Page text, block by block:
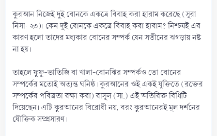
‎কুরআন নিজেই দুই বোনকে একত্রে বিবাহ করা হারাম করেছে (সূরা
নিসা: ২৩)। কেন দুই বোনকে একত্রে বিবাহ করা হারাম? নিশ্চয়ই এর
কারণ হলো তাদের মধ্যকার বোনের সম্পর্ক যেন সতীনের ঝগড়ায় নষ্ট
না হয়।
‎তাহলে ফুফু-ভাতিজি বা খালা-বোনঝির সম্পর্কও তো বোনের
সম্পর্কের মতোই অত্যন্ত ঘনিষ্ঠ। কুরআনের ওই একই যুক্তিতে (রক্তের
সম্পর্কের পবিত্রতা রক্ষা করা) রাসূল (সা.) এই অতিরিক্ত বিধিটি
দিয়েছেন। এটি কুরআনের বিরোধী নয়, বরং কুরআনেরই মূল দর্শনের
যৌক্তিক সম্প্রসারণ।